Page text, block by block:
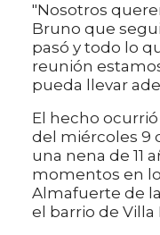
"Nosotros
Bruno que
pasó y todo lo
reunión
pueda llevar
El hecho
del miércoles 9
una nena de 11
momentos en
Almafuerte de
el barrio de Villa